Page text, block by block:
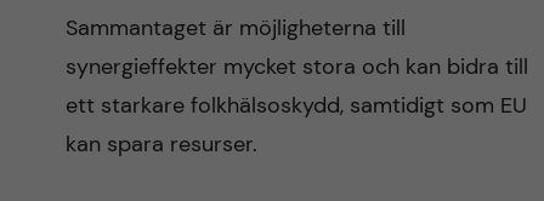
Sammantaget är möjligheterna till
synergieffekter mycket stora och kan bidra till
ett starkare folkhälsoskydd, samtidigt som EU
kan spara resurser.